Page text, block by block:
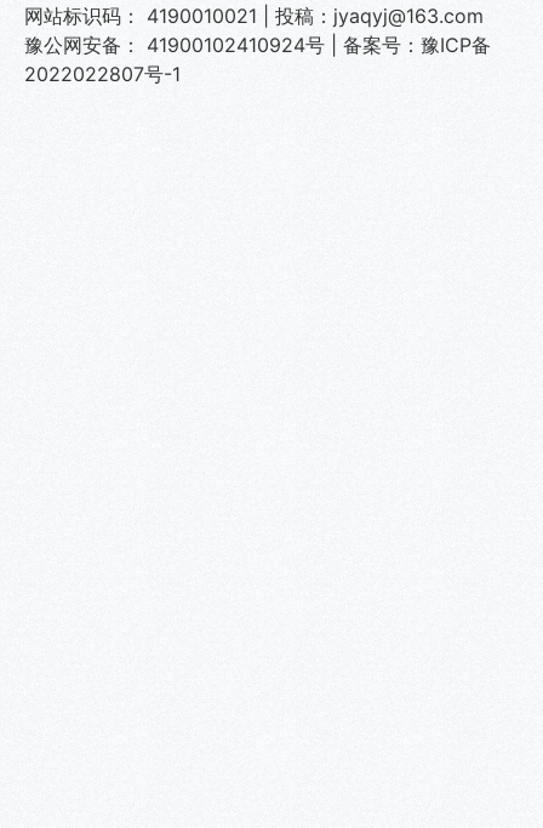
网站标识码： 4190010021 | 投稿：jyaqyj@163.com
豫公网安备： 41900102410924号
备案号：豫ICP备
2022022807号-1